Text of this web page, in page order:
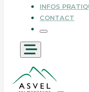
INFOS
CONTACT